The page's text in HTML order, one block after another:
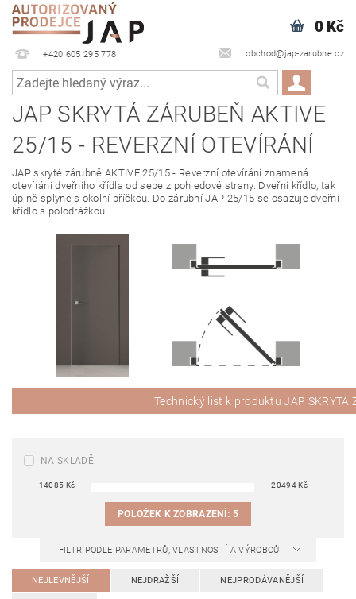
+420 605 295 778 obchod@jap-zarubne.cz
0 Kč
JAP SKRYTÁ ZÁRUBEŇ AKTIVE
25/15 - REVERZNÍ OTEVÍRÁNÍ
JAP skryté zárubně AKTIVE 25/15 - Reverzní otevírání znamená
otevírání dveřního křídla od sebe z pohledové strany. Dveřní křídlo, tak
úplně splyne s okolní příčkou. Do zárubní JAP 25/15 se osazuje dveřní
křídlo s polodrážkou.
Technický list k produktu JAP SKRYTÁ
NA SKLADĚ
14085 Kč 20494Kč
POLOŽEK K ZOBRAZENÍ: 5
FILTR PODLE PARAMETRŮ, VLASTNOSTÍ A VÝROBCŮ
NEJLEVNĚJŠÍ NEJDRAŽŠÍ NEJPRODÁVANĚJŠÍ